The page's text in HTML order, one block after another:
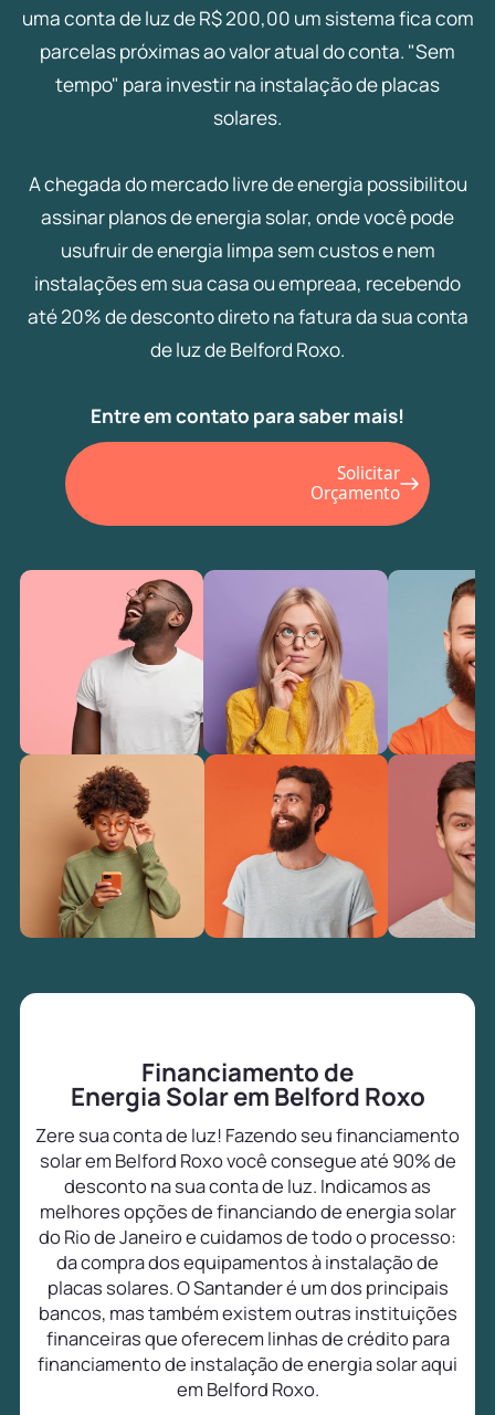
uma conta de luz de R$ 200,00 um sistema fica com
parcelas próximas ao valor atual do conta. "Sem
tempo" para investir na instalação de placas
solares.
A chegada do mercado livre de energia possibilitou
assinar planos de energia solar, onde você pode
usufruir de energia limpa sem custos e nem
instalações em sua casa ou empreaa, recebendo
até 20% de desconto direto na fatura da sua conta
de luz de Belford Roxo.
Entre em contato para saber mais!
Solicitar
Orçamento
Financiamento de
Energia Solar em Belford Roxo
Zere sua conta de luz! Fazendo seu financiamento
solar em Belford Roxo você consegue até 90% de
desconto na sua conta de luz. Indicamos as
melhores opções de financiando de energia solar
do Rio de Janeiro e cuidamos de todo o processo:
da compra dos equipamentos à instalação de
placas solares. O Santander é um dos principais
bancos, mas também existem outras instituições
financeiras que oferecem linhas de crédito para
financiamento de instalação de energia solar aqui
em Belford Roxo.